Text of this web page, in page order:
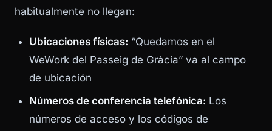
habitualmente no llegan:
Ubicaciones físicas: “Quedamos en el
WeWork del Passeig de Gràcia” va al campo
de ubicación
Números de conferencia telefónica: Los
números de acceso y los códigos de